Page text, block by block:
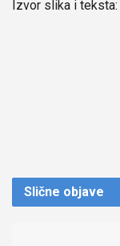
Izvor slika i teksta:
Slične objave